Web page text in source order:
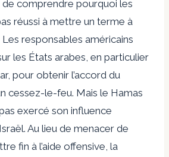
de comprendre pourquoi les
réussi à mettre un terme à
Les responsables américains
les États arabes, en particulier
pour obtenir l’accord du
cessez-le-feu. Mais le Hamas
exercé son influence
Au lieu de menacer de
fin à l’aide offensive, la